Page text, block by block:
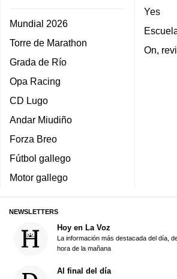
Mundial 2026
Torre de Marathon
Grada de Río
Opa Racing
CD Lugo
Andar Miudiño
Forza Breo
Fútbol gallego
Motor gallego
Yes
On,
NEWSLETTERS
Hoy en La Voz
La información más destacada del día,
hora de la mañana
Al final del día